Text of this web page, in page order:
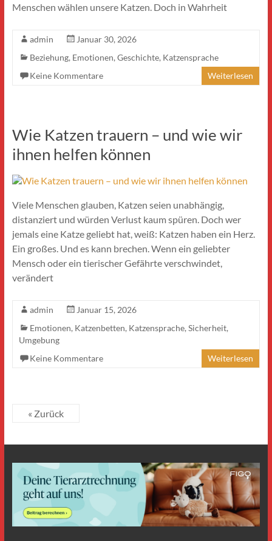
Menschen wählen unsere Katzen. Doch in Wahrheit
admin
Januar 30, 2026
Beziehung, Emotionen, Geschichte, Katzensprache
Keine Kommentare
Weiterlesen
Wie Katzen trauern – und wie wir
ihnen helfen können
Viele Menschen glauben, Katzen seien unabhängig,
distanziert und würden Verlust kaum spüren. Doch wer
jemals eine Katze geliebt hat, weiß: Katzen haben ein Herz.
Ein großes. Und es kann brechen. Wenn ein geliebter
Mensch oder ein tierischer Gefährte verschwindet,
verändert
admin
Januar 15, 2026
Emotionen, Katzenbetten, Katzensprache, Sicherheit,
Umgebung
Keine Kommentare
Weiterlesen
« Zurück